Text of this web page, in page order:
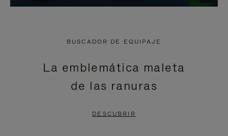
BUSCADOR DE EQUIPAJE
La emblemática maleta
de las ranuras
DESCUBRIR